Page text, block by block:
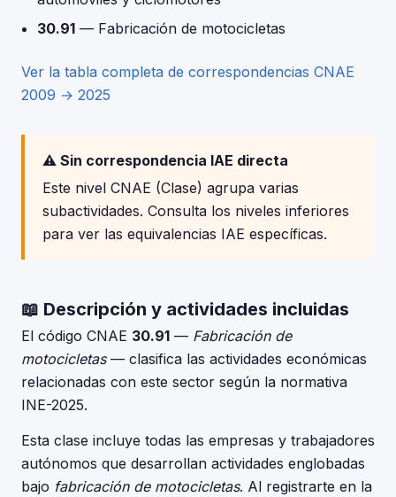
30.91— Fabricación de motocicletas
Ver la tabla completa de correspondencias CNAE
2009 → 2025
⚠️ Sin correspondencia IAE directa
Este nivel CNAE (Clase) agrupa varias
subactividades. Consulta los niveles inferiores
para ver las equivalencias IAE específicas.
📖 Descripción y actividades incluidas
El código CNAE 30.91 — Fabricación de
motocicletas— clasifica las actividades económicas
relacionadas con este sector según la normativa
INE-2025.
Esta clase incluye todas las empresas y trabajadores
autónomos que desarrollan actividades englobadas
bajo fabricación de motocicletas. Al registrarte en la